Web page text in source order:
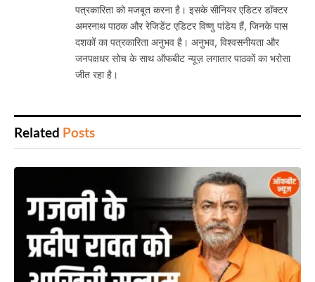
पत्रकारिता को मजबूत करना है। इसके सीनियर एडिटर डॉक्टर
अमरनाथ पाठक और रेजिडेंट एडिटर विष्णु पांडेय हैं, जिनके पास
दशकों का पत्रकारिता अनुभव है। अनुभव, विश्वसनीयता और
जनपक्षधर सोच के साथ ऑफबीट न्यूज़ लगातार पाठकों का भरोसा
जीत रहा है।
Related Posts